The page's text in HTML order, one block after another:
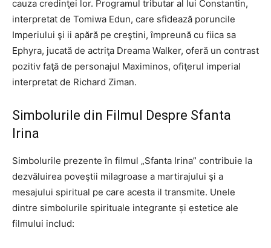
cauza credinţei lor. Programul tributar al lui Constantin,
interpretat de Tomiwa Edun, care sfidează poruncile
Imperiului şi ii apără pe creştini, împreună cu fiica sa
Ephyra, jucată de actriţa Dreama Walker, oferă un contrast
pozitiv faţă de personajul Maximinos, ofiţerul imperial
interpretat de Richard Ziman.
Simbolurile din Filmul Despre Sfanta
Irina
Simbolurile prezente în filmul „Sfanta Irina” contribuie la
dezvăluirea poveştii milagroase a martirajului şi a
mesajului spiritual pe care acesta il transmite. Unele
dintre simbolurile spirituale integrante și estetice ale
filmului includ: